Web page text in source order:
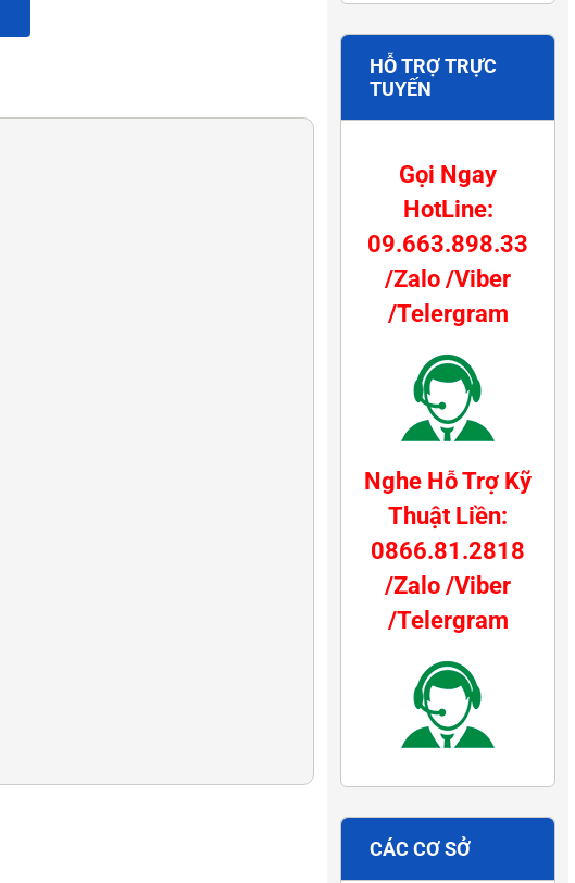
HỖ TRỢ TRỰC
TUYẾN
Gọi Ngay
HotLine:
09.663.898.33
/Zalo /Viber
/Telergram
Nghe Hỗ Trợ Kỹ
Thuật Liền:
0866.81.2818
/Zalo /Viber
/Telergram
CÁC CƠ SỞ